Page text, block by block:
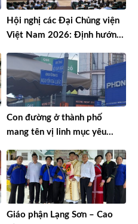
Hội nghị các Đại Chủng viện
Việt Nam 2026: Định hướng
Con đường ở thành phố
mang tên vị linh mục yêu
Giáo phận Lạng Sơn – Cao